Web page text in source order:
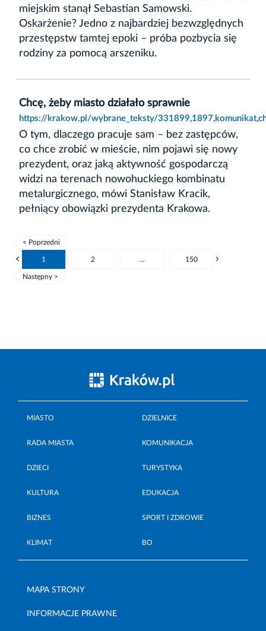
miejskim stanął Sebastian Samowski.
Oskarżenie? Jedno z najbardziej bezwzględnych
przestępstw tamtej epoki – próba pozbycia się
rodziny za pomocą arszeniku.
Chcę, żeby miasto działało sprawnie
https://krakow.pl/wybrane_teksty/
O tym, dlaczego pracuje sam – bez zastępców,
co chce zrobić w mieście, nim pojawi się nowy
prezydent, oraz jaką aktywność gospodarczą
widzi na terenach nowohuckiego kombinatu
metalurgicznego, mówi Stanisław Kracik,
pełniący obowiązki prezydenta Krakowa.
< Poprzedni
1 2 ... 150
Następny >
MIASTO DZIELNICE
RADA MIASTA KOMUNIKACJA
DZIECI TURYSTYKA
KULTURA EDUKACJA
BIZNES SPORT I ZDROWIE
KLIMAT BO
MAPA STRONY
INFORMACJE PRAWNE